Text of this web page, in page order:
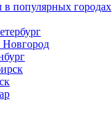
в популярных городах